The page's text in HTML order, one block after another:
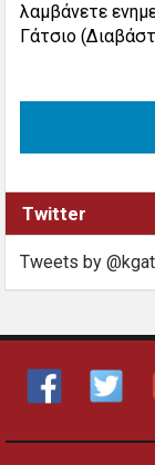
λαμβάνετε
Γάτσιο
Twitter
Tweets by